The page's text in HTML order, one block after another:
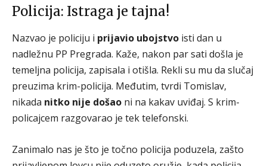
Policija: Istraga je tajna!
Nazvao je policiju i prijavio ubojstvo isti dan u
nadležnu PP Pregrada. Kaže, nakon par sati došla je
temeljna policija, zapisala i otišla. Rekli su mu da slučaj
preuzima krim-policija. Međutim, tvrdi Tomislav,
nikada nitko nije došao ni na kakav uviđaj. S krim-
policajcem razgovarao je tek telefonski.
Zanimalo nas je što je točno policija poduzela, zašto